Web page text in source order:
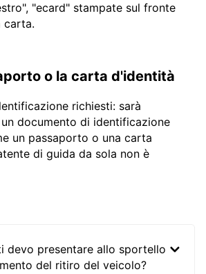
"ecard" stampate sul fronte
carta.
o la carta d'identità
richiesti: sarà
documento di identificazione
un passaporto o una carta
di guida da sola non è
devo presentare allo sportello
del ritiro del veicolo?